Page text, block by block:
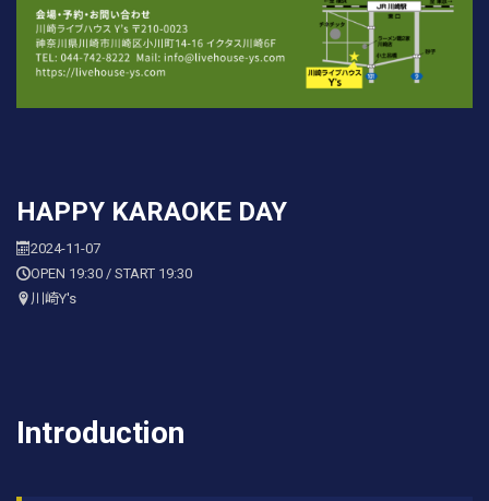
HAPPY KARAOKE DAY
2024-11-07
OPEN 19:30 / START 19:30
川崎Y's
Introduction